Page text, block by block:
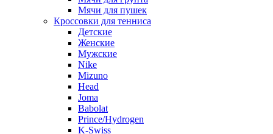
Мячи для пушек
Кроссовки для тенниса
Детские
Женские
Мужские
Nike
Mizuno
Head
Joma
Babolat
Prince/Hydrogen
K-Swiss